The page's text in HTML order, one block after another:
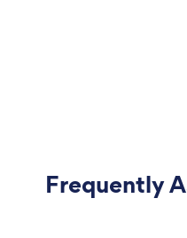
Frequently